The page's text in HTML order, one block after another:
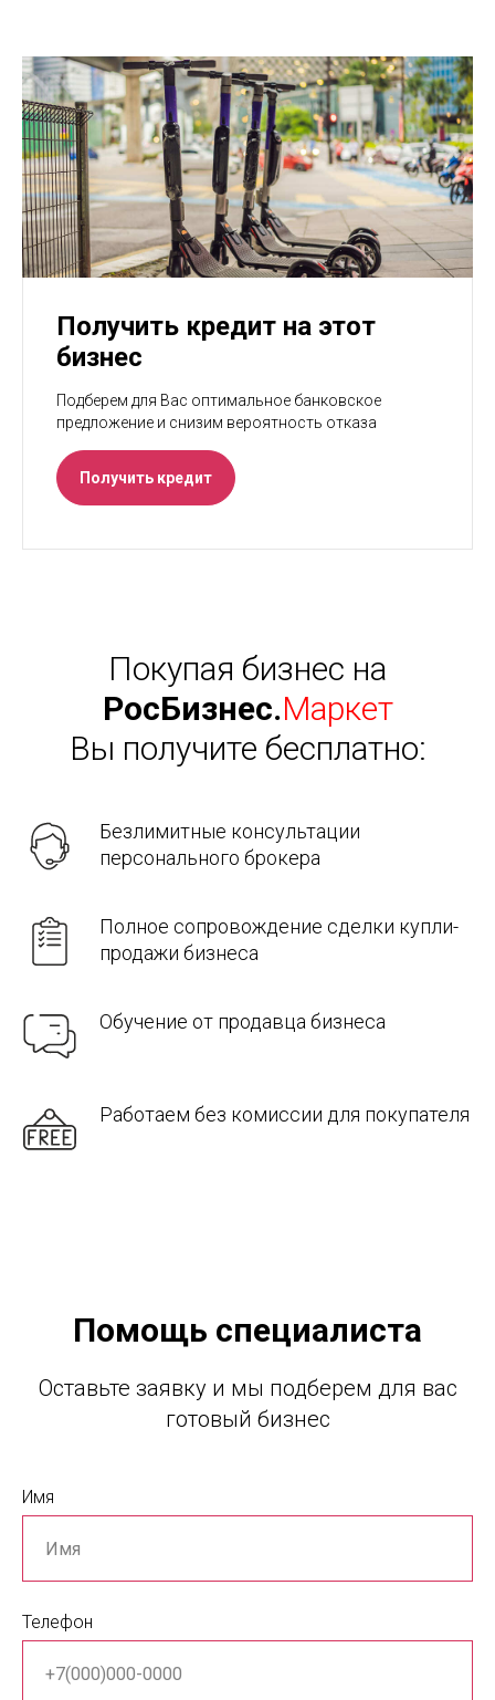
Получить кредит на этот
бизнес
Подберем для Вас оптимальное банковское
предложение и снизим вероятность отказа
Получить кредит
Покупая бизнес на
РосБизнес.Маркет
Вы получите бесплатно:
Безлимитные консультации
персонального брокера
Полное сопровождение сделки купли-
продажи бизнеса
Обучение от продавца бизнеса
Работаем без комиссии для покупателя
Помощь специалиста
Оставьте заявку и мы подберем для вас
готовый бизнес
Имя
Телефон